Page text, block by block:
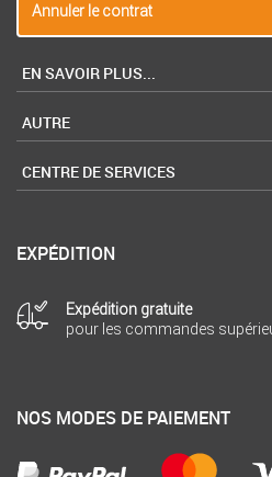
Annuler le contrat
EN SAVOIR PLUS...
AUTRE
CENTRE DE SERVICES
EXPÉDITION
Expédition gratuite
pour les commandes
NOS MODES DE PAIEMENT